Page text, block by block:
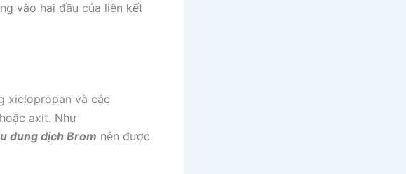
vào hai đầu của liên kết
xiclopropan và các
axit. Như
dung dịch Brom nên được